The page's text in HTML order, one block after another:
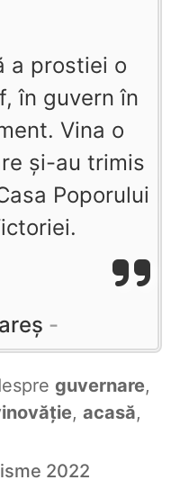
a prostiei o
în guvern în
Vina o
și-au trimis
Poporului
guvernare,
, acasă,
2022